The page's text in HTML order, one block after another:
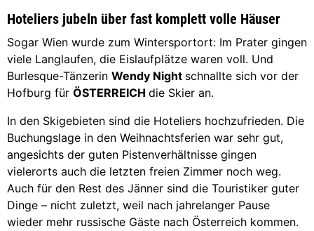
Hoteliers jubeln über fast komplett volle Häuser
Sogar Wien wurde zum Wintersportort: Im Prater gingen
viele Langlaufen, die Eislaufplätze waren voll. Und
Burlesque-Tänzerin Wendy Night schnallte sich vor der
Hofburg für ÖSTERREICH die Skier an.
In den Skigebieten sind die Hoteliers hochzufrieden. Die
Buchungslage in den Weihnachtsferien war sehr gut,
angesichts der guten Pistenverhältnisse gingen
vielerorts auch die letzten freien Zimmer noch weg.
Auch für den Rest des Jänner sind die Touristiker guter
Dinge – nicht zuletzt, weil nach jahrelanger Pause
wieder mehr russische Gäste nach Österreich kommen.